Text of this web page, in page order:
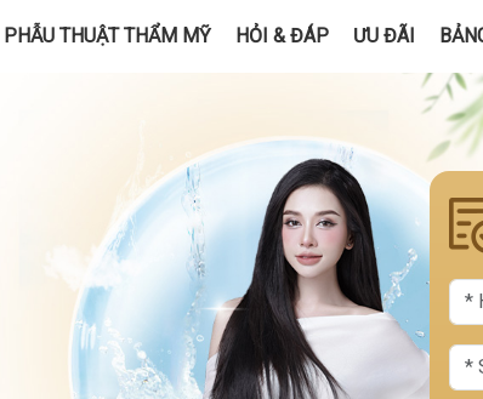
PHẪU THUẬT THẨM MỸ HỎI & ĐÁP ƯU ĐÃI